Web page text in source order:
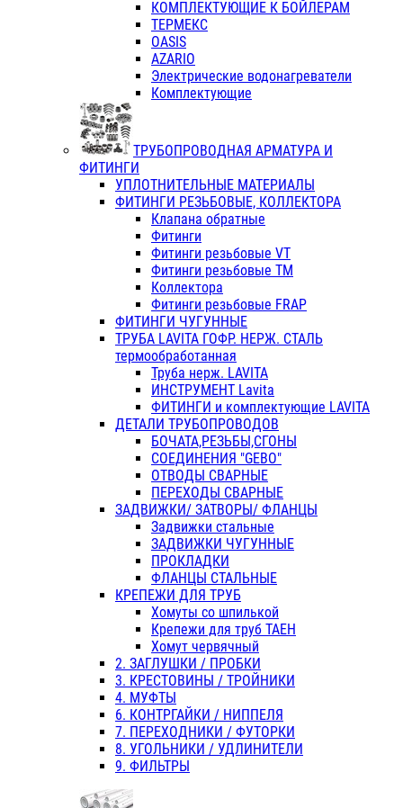
КОМПЛЕКТУЮЩИЕ К БОЙЛЕРАМ
ТЕРМЕКС
OASIS
AZARIO
Электрические водонагреватели
Комплектующие
ТРУБОПРОВОДНАЯ АРМАТУРА И
ФИТИНГИ
УПЛОТНИТЕЛЬНЫЕ МАТЕРИАЛЫ
ФИТИНГИ РЕЗЬБОВЫЕ, КОЛЛЕКТОРА
Клапана обратные
Фитинги
Фитинги резьбовые VT
Фитинги резьбовые ТМ
Коллектора
Фитинги резьбовые FRAP
ФИТИНГИ ЧУГУННЫЕ
ТРУБА LAVITA ГОФР. НЕРЖ. СТАЛЬ
термообработанная
Труба нерж. LAVITA
ИНСТРУМЕНТ Lavita
ФИТИНГИ и комплектующие LAVITA
ДЕТАЛИ ТРУБОПРОВОДОВ
БОЧАТА,РЕЗЬБЫ,СГОНЫ
СОЕДИНЕНИЯ "GEBO"
ОТВОДЫ СВАРНЫЕ
ПЕРЕХОДЫ СВАРНЫЕ
ЗАДВИЖКИ/ ЗАТВОРЫ/ ФЛАНЦЫ
Задвижки стальные
ЗАДВИЖКИ ЧУГУННЫЕ
ПРОКЛАДКИ
ФЛАНЦЫ СТАЛЬНЫЕ
КРЕПЕЖИ ДЛЯ ТРУБ
Хомуты со шпилькой
Крепежи для труб ТАЕН
Хомут червячный
2. ЗАГЛУШКИ / ПРОБКИ
3. КРЕСТОВИНЫ / ТРОЙНИКИ
4. МУФТЫ
6. КОНТРГАЙКИ / НИППЕЛЯ
7. ПЕРЕХОДНИКИ / ФУТОРКИ
8. УГОЛЬНИКИ / УДЛИНИТЕЛИ
9. ФИЛЬТРЫ